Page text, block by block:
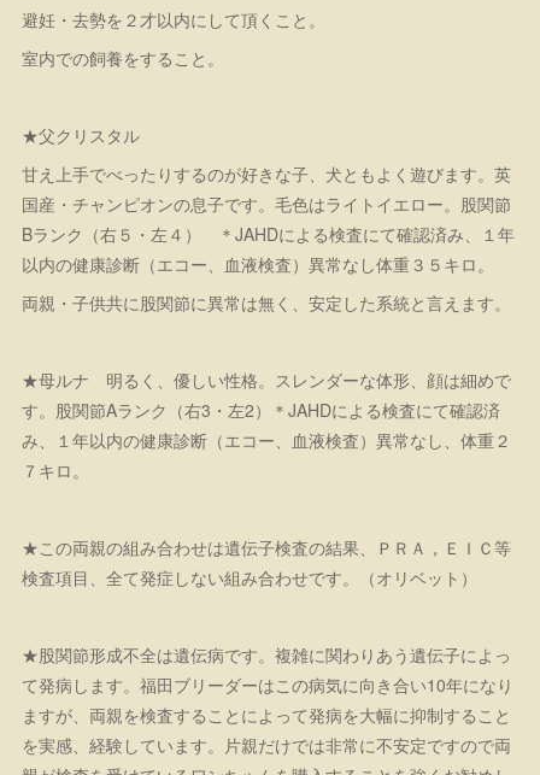
避妊・去勢を２才以内にして頂くこと。
室内での飼養をすること。
★父クリスタル
甘え上手でべったりするのが好きな子、犬ともよく遊びます。英
国産・チャンピオンの息子です。毛色はライトイエロー。股関節
Bランク（右５・左４） ＊JAHDによる検査にて確認済み、１年
以内の健康診断（エコー、血液検査）異常なし体重３５キロ。
両親・子供共に股関節に異常は無く、安定した系統と言えます。
★母ルナ 明るく、優しい性格。スレンダーな体形、顔は細めで
す。股関節Aランク（右3・左2）＊JAHDによる検査にて確認済
み、１年以内の健康診断（エコー、血液検査）異常なし、体重２
７キロ。
★この両親の組み合わせは遺伝子検査の結果、ＰＲＡ，ＥＩＣ等
検査項目、全て発症しない組み合わせです。（オリベット）
★股関節形成不全は遺伝病です。複雑に関わりあう遺伝子によっ
て発病します。福田ブリーダーはこの病気に向き合い10年になり
ますが、両親を検査することによって発病を大幅に抑制すること
を実感、経験しています。片親だけでは非常に不安定ですので両